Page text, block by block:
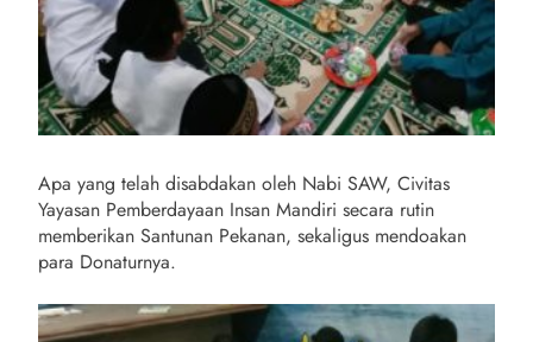
Apa yang telah disabdakan oleh Nabi SAW, Civitas
Yayasan Pemberdayaan Insan Mandiri secara rutin
memberikan Santunan Pekanan, sekaligus mendoakan
para Donaturnya.